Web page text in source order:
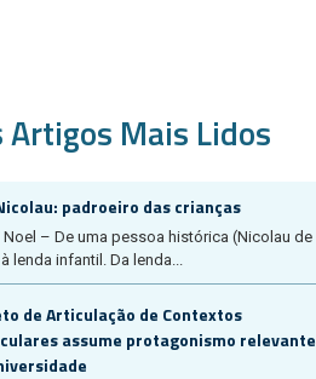
Artigos Mais Lidos
padroeiro das crianças
Noel – De uma pessoa histórica (Nicolau de
lenda infantil. Da lenda...
de Articulação de Contextos
assume protagonismo relevante